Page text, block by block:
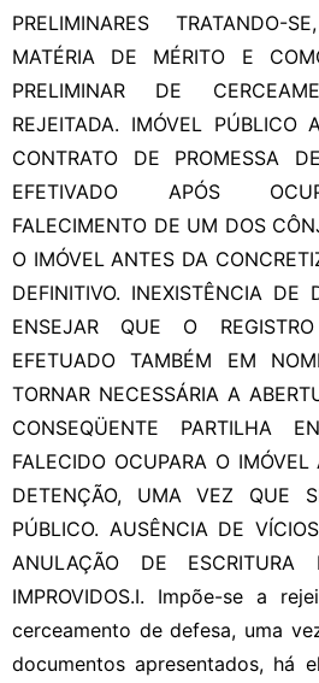
PRELIMINARES TRATANDO-
MATÉRIA DE MÉRITO E
PRELIMINAR DE
REJEITADA. IMÓVEL PÚBLICO
CONTRATO DE PROMESSA
EFETIVADO APÓS
FALECIMENTO DE UM DOS
O IMÓVEL ANTES DA
DEFINITIVO. INEXISTÊNCIA DE
ENSEJAR QUE O
EFETUADO TAMBÉM EM
TORNAR NECESSÁRIA A
CONSEQÜENTE PARTILHA
FALECIDO OCUPARA O
DETENÇÃO, UMA VEZ QUE
PÚBLICO. AUSÊNCIA DE
ANULAÇÃO DE ESCRITURA
IMPROVIDOS.I. Impõe-se a
cerceamento de defesa, uma
documentos apresentados, há